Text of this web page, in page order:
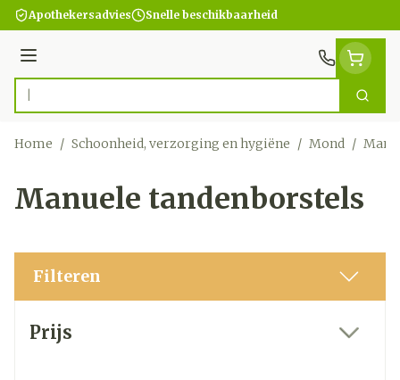
Ga naar de inhoud
Apothekersadvies Snelle beschikbaarheid
Menu
Product, merk, categorie... Zoek
Home / Schoonheid, verzorging en hygiëne / Mond /
Manuele tandenborstels
Filteren
Prijs